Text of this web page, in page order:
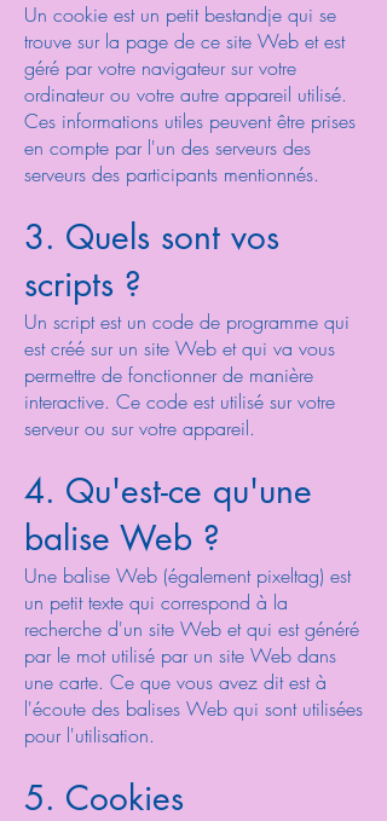
Un cookie est un petit bestandje qui se
trouve sur la page de ce site Web et est
géré par votre navigateur sur votre
ordinateur ou votre autre appareil utilisé.
Ces informations utiles peuvent être prises
en compte par l'un des serveurs des
serveurs des participants mentionnés.
3. Quels sont vos
scripts ?
Un script est un code de programme qui
est créé sur un site Web et qui va vous
permettre de fonctionner de manière
interactive. Ce code est utilisé sur votre
serveur ou sur votre appareil.
4. Qu'est-ce qu'une
balise Web ?
Une balise Web (également pixeltag) est
un petit texte qui correspond à la
recherche d'un site Web et qui est généré
par le mot utilisé par un site Web dans
une carte. Ce que vous avez dit est à
l'écoute des balises Web qui sont utilisées
pour l'utilisation.
5. Cookies